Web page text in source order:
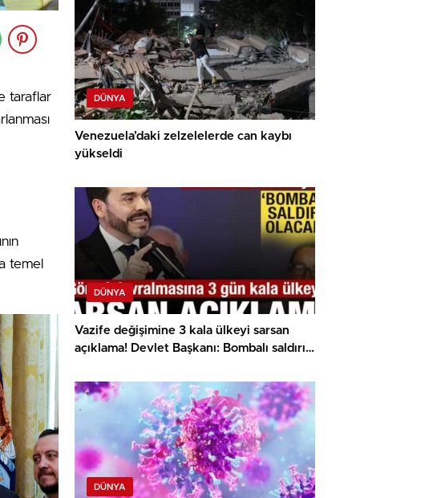
taraflar
temel
DÜNYA
Venezuela’daki zelzelelerde can kaybı
yükseldi
DÜNYA
Vazife değişimine 3 kala ülkeyi sarsan
açıklama! Devlet Başkanı: Bombalı saldırı
DÜNYA